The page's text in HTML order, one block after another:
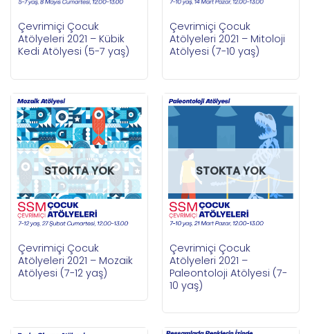
Çevrimiçi Çocuk
Atölyeleri 2021 – Kübik
Kedi Atölyesi (5-7 yaş)
Çevrimiçi Çocuk
Atölyeleri 2021 – Mitoloji
Atölyesi (7-10 yaş)
STOKTA YOK
Çevrimiçi Çocuk
Atölyeleri 2021 – Mozaik
Atölyesi (7-12 yaş)
STOKTA YOK
Çevrimiçi Çocuk
Atölyeleri 2021 –
Paleontoloji Atölyesi (7-
10 yaş)